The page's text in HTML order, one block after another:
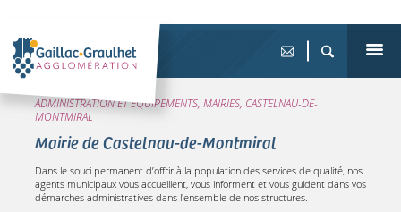
ADMINISTRATION ET ÉQUIPEMENTS, MAIRIES, CASTELNAU-DE-
MONTMIRAL
Mairie de Castelnau-de-Montmiral
Dans le souci permanent d’offrir à la population des services de qualité, nos
agents municipaux vous accueillent, vous informent et vous guident dans vos
démarches administratives dans l'ensemble de nos structures.